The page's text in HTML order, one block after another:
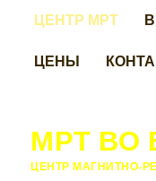
ЦЕНТР МРТ
ЦЕНЫ
МРТ ВО
ЦЕНТР МАГНИТНО-